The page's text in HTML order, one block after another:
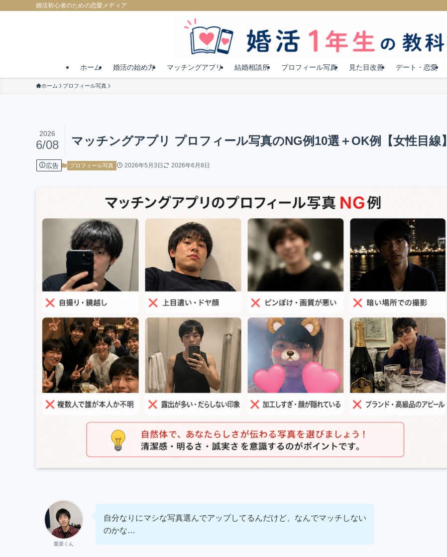
婚活初心者のための恋愛メディア
ホーム 婚活の始め方 マッチングアプリ 結婚相談所 プロフィール写真 見た目改善 デート・恋愛
ホーム プロフィール写真
マッチングアプリ プロフィール写真のNG例10選＋OK例【女性目線】
2026
6/08
広告 プロフィール写真 2026年5月3日 2026年6月8日
栗原くん
自分なりにマシな写真選んでアップしてるんだけど、なんでマッチしない
のかな…